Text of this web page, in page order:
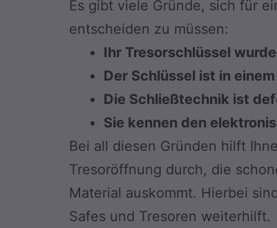
Es gibt viele Gründe, sich für
entscheiden zu müssen:
Ihr Tresorschlüssel
Der Schlüssel ist in
Die Schließtechnik ist
Sie kennen den
Bei all diesen Gründen hilft
Tresoröffnung durch, die
Material auskommt. Hierbei
Safes und Tresoren weiterhilft.